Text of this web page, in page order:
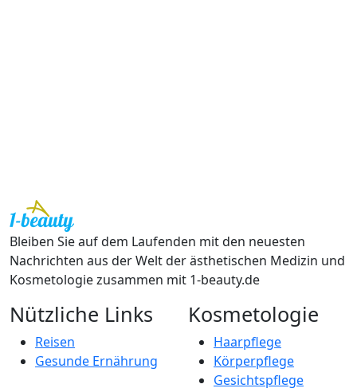
Bleiben Sie auf dem Laufenden mit den neuesten
Nachrichten aus der Welt der ästhetischen Medizin und
Kosmetologie zusammen mit 1-beauty.de
Nützliche Links
Reisen
Gesunde Ernährung
Kosmetologie
Haarpflege
Körperpflege
Gesichtspflege